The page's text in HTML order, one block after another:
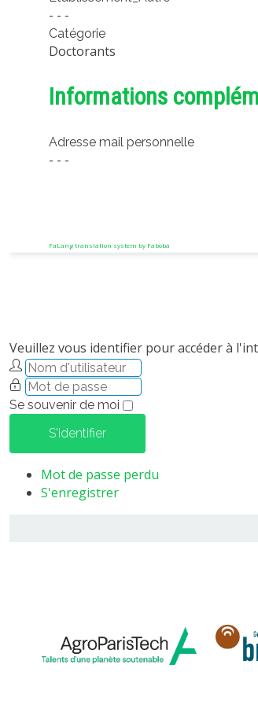
- - -
Catégorie
Doctorants
Informations
Adresse mail personnelle
- - -
FaLang translation system by Faboba
Veuillez vous identifier pour accéder à
Se souvenir de moi
S'identifier
Mot de passe perdu
S'enregistrer